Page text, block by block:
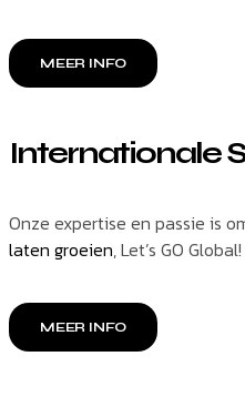
MEER INFO
Internationale
Onze expertise en passie is
laten groeien, Let’s GO Global!
MEER INFO